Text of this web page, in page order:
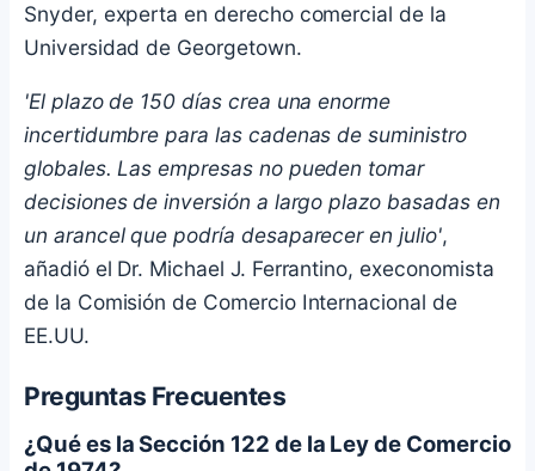
Snyder, experta en derecho comercial de la
Universidad de Georgetown.
'El plazo de 150 días crea una enorme
incertidumbre para las cadenas de suministro
globales. Las empresas no pueden tomar
decisiones de inversión a largo plazo basadas en
un arancel que podría desaparecer en julio',
añadió el Dr. Michael J. Ferrantino, execonomista
de la Comisión de Comercio Internacional de
EE.UU.
Preguntas Frecuentes
¿Qué es la Sección 122 de la Ley de Comercio